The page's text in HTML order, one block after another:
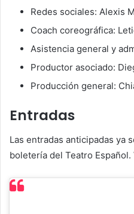
Redes sociales: Alexis
Coach coreográfica:
Asistencia general y
Productor asociado:
Producción general:
Entradas
Las entradas anticipadas ya
boletería del Teatro